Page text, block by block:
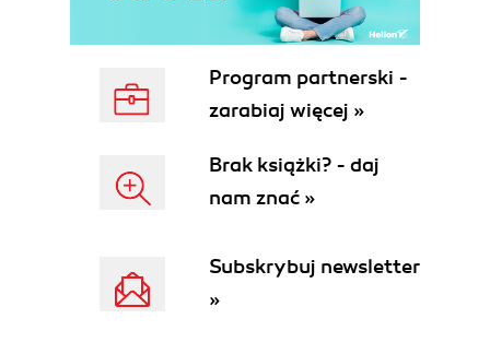
Program partnerski -
zarabiaj więcej »
Brak książki? - daj
nam znać »
Subskrybuj newsletter
»